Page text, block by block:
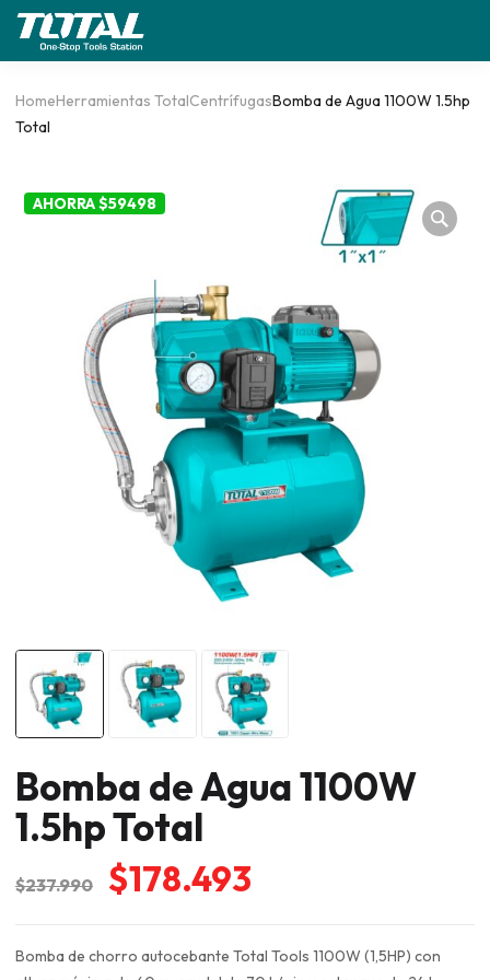
HomeHerramientas TotalCentrífugasBomba de Agua 1100W 1.5hp
Total
AHORRA $59498
Bomba de Agua 1100W
1.5hp Total
$237.990
El
original
$178.493
actual
Bomba de chorro autocebante Total Tools 1100W (1,5HP) con